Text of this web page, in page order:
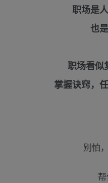
职场是
也
职场看似
掌握诀窍，
别怕